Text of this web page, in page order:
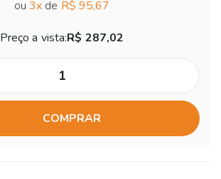
ou 3x de R$ 95,67
Preço a vista:R$ 287,02
COMPRAR